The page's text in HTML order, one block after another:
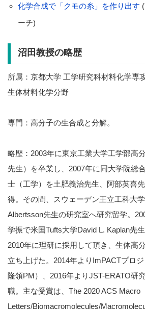
化学合成で「クモの糸」を作り出す
ーチ)
沼田教授の略歴
所属：京都大学 工学研究科材料化学専
生体材料化学分野
専門：高分子の生合成と分解。
略歴：2003年に東京工業大学工学部高
先生）を卒業し、2007年に同大学院総
士（工学）を土肥義治先生、阿部英喜
得。その間、スウェーデン王立工科大
Albertsson先生の研究室へ研究留学。
学振で米国Tufts大学David L. Kaplan先
2010年に理研に採用して頂き、生体高
立ち上げた。2014年よりImPACTプロ
隆領PM）、2016年よりJST-ERATO研
職。主な受賞は、The 2020 ACS Macro
Letters/Biomacromolecules/